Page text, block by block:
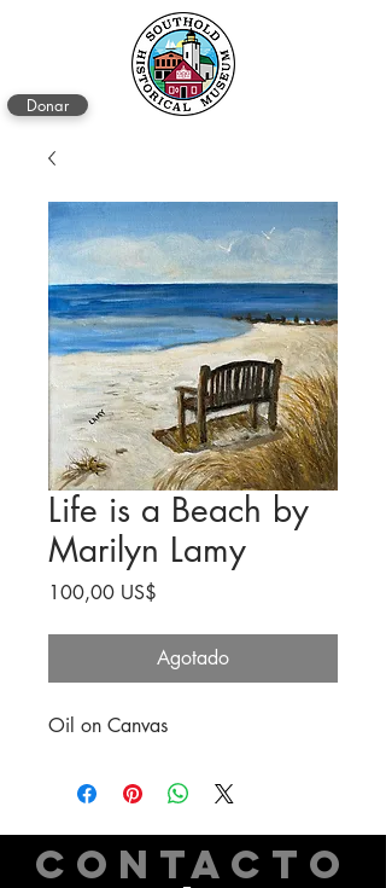
Donar
Life is a Beach by
Marilyn Lamy
100,00 US$
Agotado
Oil on Canvas
CONTACTO